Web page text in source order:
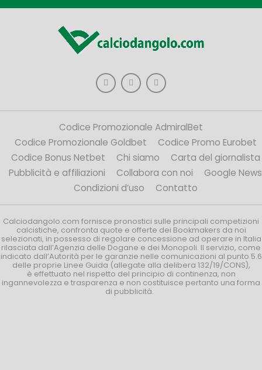
Codice Promozionale AdmiralBet
Codice Promozionale Goldbet
Codice Promo Eurobet
Codice Bonus Netbet
Chi siamo
Carta del giornalista
Pubblicità e affiliazioni
Collabora con noi
Google News
Condizioni d’uso
Contatto
Calciodangolo.com fornisce pronostici sulle principali competizioni
calcistiche, confronta quote e offerte dei Bookmakers da noi
selezionati, in possesso di regolare concessione ad operare in Italia
rilasciata dall’Agenzia delle Dogane e dei Monopoli. Il servizio, come
indicato dall’Autorità per le garanzie nelle comunicazioni al punto 5.6
delle proprie Linee Guida (allegate alla delibera 132/19/CONS),
è effettuato nel rispetto del principio di continenza, non
ingannevolezza e trasparenza e non costituisce pertanto una forma
di pubblicità.